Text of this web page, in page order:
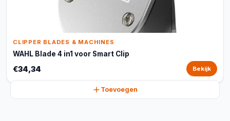
CLIPPER BLADES & MACHINES
WAHL Blade 4 in1 voor Smart Clip
€34,34 Bekijk
Toevoegen